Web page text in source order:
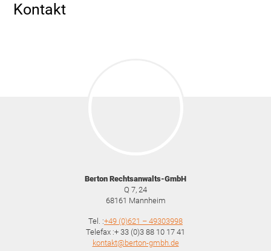
Kontakt
Berton Rechtsanwalts-GmbH
Q 7, 24
68161 Mannheim
Tel. :+49 (0)621 – 49303998
Telefax :+ 33 (0)3 88 10 17 41
kontakt@berton-gmbh.de